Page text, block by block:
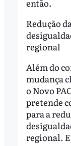
então.
Redução da
regional
Além do
mudança
o Novo
pretende
para a
regional.